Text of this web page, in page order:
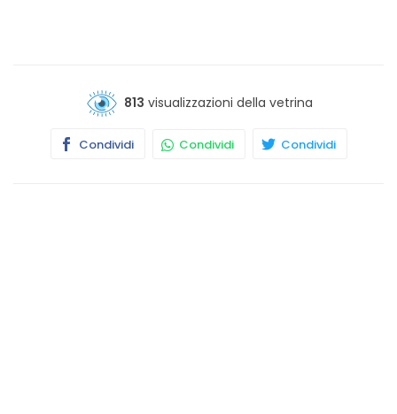
813 visualizzazioni della vetrina
Condividi Condividi Condividi